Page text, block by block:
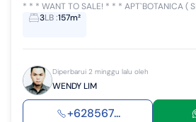
3LB:157m²
Diperbarui 2 minggu lalu oleh
WENDY LIM
+628567...